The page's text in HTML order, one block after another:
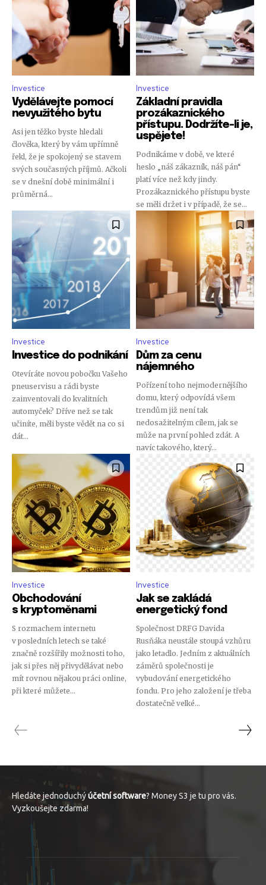
Investice
Vydělávejte pomocí
nevyužitého bytu
Asi jen těžko byste hledali
člověka, který by vám upřímně
řekl, že je spokojený se stavem
svých současných příjmů. Ačkoli
se v dnešní době minimální i
průměrná...
Investice
Základní pravidla
prozákaznického
přístupu. Dodržíte-li je,
uspějete!
Podnikáme v době, ve které
heslo „náš zákazník, náš pán“
platí více než kdy jindy.
Prozákaznického přístupu byste
se měli držet i v případě, že se...
Investice
Investice do podnikání
Otevíráte novou pobočku Vašeho
pneuservisu a rádi byste
zainventovali do kvalitních
automyček? Dříve než se tak
učiníte, měli byste vědět na co si
dát...
Investice
Dům za cenu
nájemného
Pořízení toho nejmodernějšího
domu, který odpovídá všem
trendům již není tak
nedosažitelným cílem, jak se
může na první pohled zdát. A
navíc takového, který...
Investice
Obchodování
s kryptoměnami
S rozmachem internetu
v posledních letech se také
značně rozšířily možnosti toho,
jak si přes něj přivydělávat nebo
mít rovnou nějakou práci online,
při které můžete...
Investice
Jak se zakládá
energetický fond
Společnost DRFG Davida
Rusňáka neustále stoupá vzhůru
jako letadlo. Jedním z aktuálních
záměrů společnosti je
vybudování energetického
fondu. Pro jeho založení je třeba
dostatečně velké...
Hledáte jednoduchýúčetní software? Money S3 je tu pro vás.
Vyzkoušejte zdarma!